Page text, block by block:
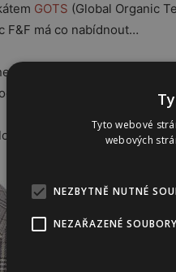
GOTS (Global Organic
F&F má co nabídnout…
jen „kousavý“
inspiraci pro podzimní
Tyto webové
webových
NEZBYTNĚ NUTNÉ
NEZAŘAZENÉ SOUBORY